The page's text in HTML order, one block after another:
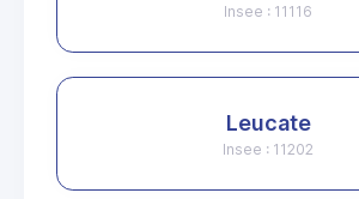
Insee : 11116
Leucate
Insee : 11202